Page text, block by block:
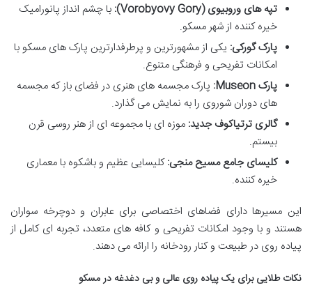
تپه های وروبیوی (Vorobyovy Gory):
با چشم انداز پانورامیک
خیره کننده از شهر مسکو.
پارک گورکی: یکی از مشهورترین و پرطرفدارترین پارک های مسکو با
امکانات تفریحی و فرهنگی متنوع.
پارک Museon:
پارک مجسمه های هنری در فضای باز که مجسمه
های دوران شوروی را به نمایش می گذارد.
گالری ترتیاکوف جدید: موزه ای با مجموعه ای از هنر روسی قرن
بیستم.
کلیسای جامع مسیح منجی:کلیسایی عظیم و باشکوه با معماری
خیره کننده.
این مسیرها دارای فضاهای اختصاصی برای عابران و دوچرخه سواران
هستند و با وجود امکانات تفریحی و کافه های متعدد، تجربه ای کامل از
پیاده روی در طبیعت و کنار رودخانه را ارائه می دهند.
نکات طلایی برای یک پیاده روی عالی و بی دغدغه در مسکو